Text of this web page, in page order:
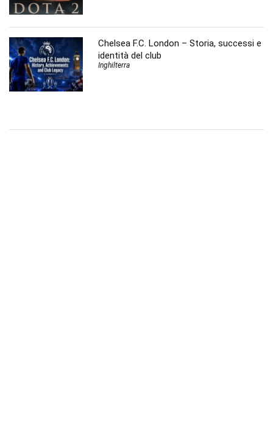
Chelsea F.C. London – Storia, successi e
identità del club
Inghilterra